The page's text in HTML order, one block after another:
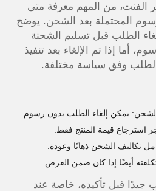
الفنت، من المهم معرفة متى
المحتملة بعد الشحن. يوضح
الطلب قبل تسليم الشحنة
أما إذا تم الإلغاء بعد تنفيذ
الطلب وفق سياسة مختلفة.
يمكن إلغاء الطلب بدون رسوم.
استرجاع قيمة المنتج فقط.
تكاليف الشحن ذهابًا وعودة.
أيضًا إذا كان ضمن العرض.
قبل تأكيده، خاصة عند